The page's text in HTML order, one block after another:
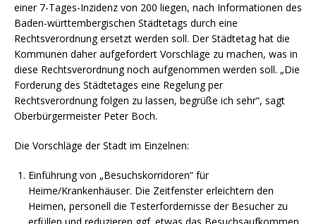
einer 7-Tages-Inzidenz von 200 liegen, nach Informationen des
Baden-württembergischen Städtetags durch eine
Rechtsverordnung ersetzt werden soll. Der Städtetag hat die
Kommunen daher aufgefordert Vorschläge zu machen, was in
diese Rechtsverordnung noch aufgenommen werden soll. „Die
Forderung des Städtetages eine Regelung per
Rechtsverordnung folgen zu lassen, begrüße ich sehr“, sagt
Oberbürgermeister Peter Boch.
Die Vorschläge der Stadt im Einzelnen:
Einführung von „Besuchskorridoren“ für
Heime/Krankenhäuser. Die Zeitfenster erleichtern den
Heimen, personell die Testerfordernisse der Besucher zu